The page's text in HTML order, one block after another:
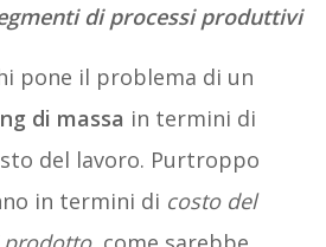
di processi produttivi
pone il problema di un
di massa in termini di
del lavoro. Purtroppo
in termini di costo del